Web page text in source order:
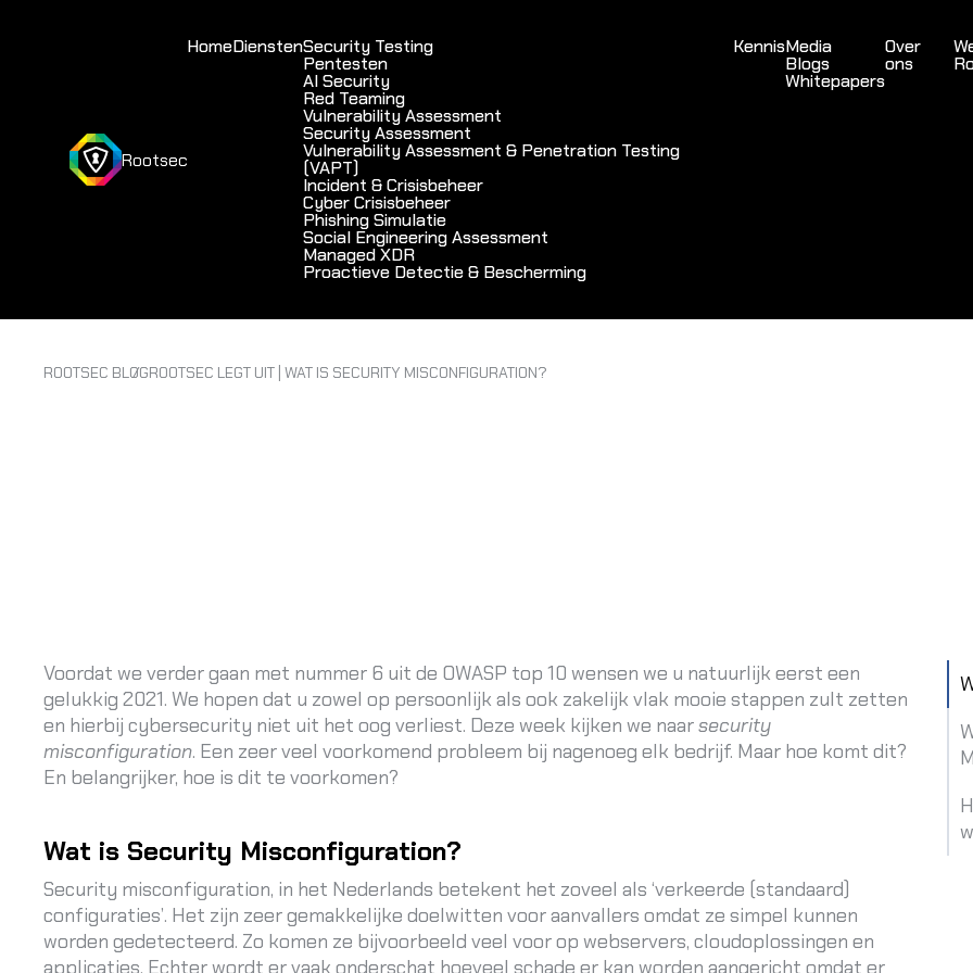
Rootsec
HomeDienstenSecurity Testing
Pentesten
AI Security
Red Teaming
Vulnerability Assessment
Security Assessment
Vulnerability Assessment & Penetration Testing
(VAPT)
Incident & Crisisbeheer
Cyber Crisisbeheer
Phishing Simulatie
Social Engineering Assessment
Managed XDR
Proactieve Detectie & Bescherming
KennisMedia
Blogs
Whitepapers
Over
ons
ROOTSEC BLOGROOTSEC LEGT UIT | WAT IS SECURITY MISCONFIGURATION?
Voordat we verder gaan met nummer 6 uit de OWASP top 10 wensen we u natuurlijk eerst een
gelukkig 2021. We hopen dat u zowel op persoonlijk als ook zakelijk vlak mooie stappen zult zetten
en hierbij cybersecurity niet uit het oog verliest. Deze week kijken we naarsecurity
misconfiguration. Een zeer veel voorkomend probleem bij nagenoeg elk bedrijf. Maar hoe komt dit?
En belangrijker, hoe is dit te voorkomen?
Wat is Security Misconfiguration?
Security misconfiguration, in het Nederlands betekent het zoveel als ‘verkeerde (standaard)
configuraties’. Het zijn zeer gemakkelijke doelwitten voor aanvallers omdat ze simpel kunnen
worden gedetecteerd. Zo komen ze bijvoorbeeld veel voor op webservers, cloudoplossingen en
applicaties. Echter wordt er vaak onderschat hoeveel schade er kan worden aangericht omdat er